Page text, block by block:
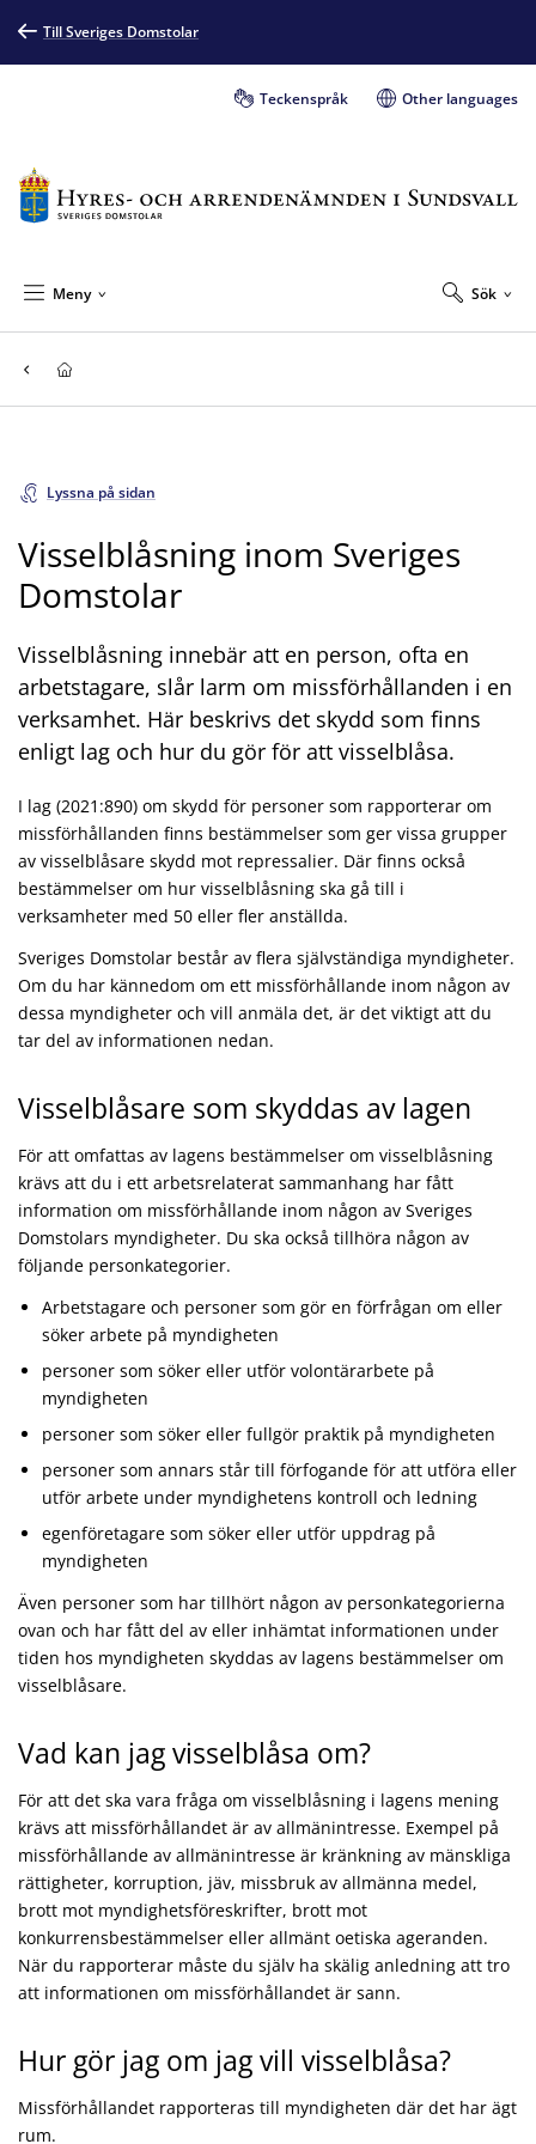
Till Sveriges Domstolar
Teckenspråk Other languages
Sök
Meny
Lyssna på sidan
Visselblåsning inom Sveriges
Domstolar
Visselblåsning innebär att en person, ofta en
arbetstagare, slår larm om missförhållanden i en
verksamhet. Här beskrivs det skydd som finns
enligt lag och hur du gör för att visselblåsa.
I lag (2021:890) om skydd för personer som rapporterar om
missförhållanden finns bestämmelser som ger vissa grupper
av visselblåsare skydd mot repressalier. Där finns också
bestämmelser om hur visselblåsning ska gå till i
verksamheter med 50 eller fler anställda.
Sveriges Domstolar består av flera självständiga myndigheter.
Om du har kännedom om ett missförhållande inom någon av
dessa myndigheter och vill anmäla det, är det viktigt att du
tar del av informationen nedan.
Visselblåsare som skyddas av lagen
För att omfattas av lagens bestämmelser om visselblåsning
krävs att du i ett arbetsrelaterat sammanhang har fått
information om missförhållande inom någon av Sveriges
Domstolars myndigheter. Du ska också tillhöra någon av
följande personkategorier.
Arbetstagare och personer som gör en förfrågan om eller
söker arbete på myndigheten
personer som söker eller utför volontärarbete på
myndigheten
personer som söker eller fullgör praktik på myndigheten
personer som annars står till förfogande för att utföra eller
utför arbete under myndighetens kontroll och ledning
egenföretagare som söker eller utför uppdrag på
myndigheten
Även personer som har tillhört någon av personkategorierna
ovan och har fått del av eller inhämtat informationen under
tiden hos myndigheten skyddas av lagens bestämmelser om
visselblåsare.
Vad kan jag visselblåsa om?
För att det ska vara fråga om visselblåsning i lagens mening
krävs att missförhållandet är av allmänintresse. Exempel på
missförhållande av allmänintresse är kränkning av mänskliga
rättigheter, korruption, jäv, missbruk av allmänna medel,
brott mot myndighetsföreskrifter, brott mot
konkurrensbestämmelser eller allmänt oetiska ageranden.
När du rapporterar måste du själv ha skälig anledning att tro
att informationen om missförhållandet är sann.
Hur gör jag om jag vill visselblåsa?
Missförhållandet rapporteras till myndigheten där det har ägt
rum.